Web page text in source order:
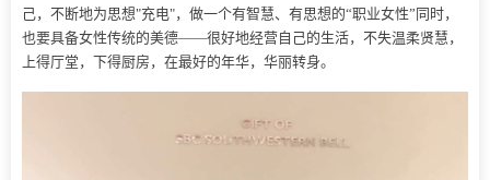
己，不断地为思想"充电"，做一个有智慧、有思想的“职业女性”同时，
也要具备女性传统的美德——很好地经营自己的生活，不失温柔贤慧，
上得厅堂，下得厨房，在最好的年华，华丽转身。